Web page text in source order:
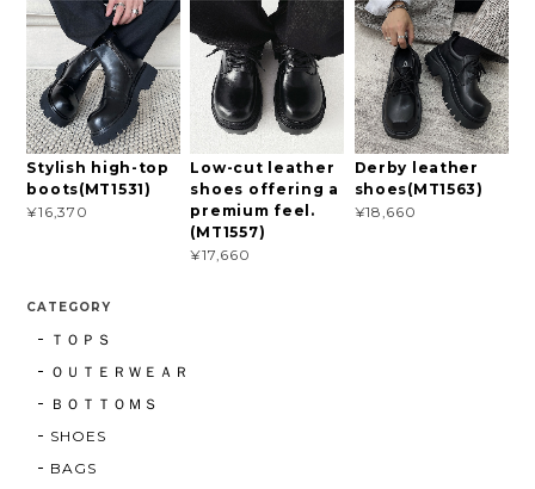
Stylish high-top
boots(MT1531)
¥16,370
Low-cut leather
shoes offering a
premium feel.
(MT1557)
¥17,660
Derby leather
shoes(MT1563)
¥18,660
CATEGORY
ＴＯＰＳ
ＯＵＴＥＲＷＥＡＲ
ＢＯＴＴＯＭＳ
SHOES
BAGS